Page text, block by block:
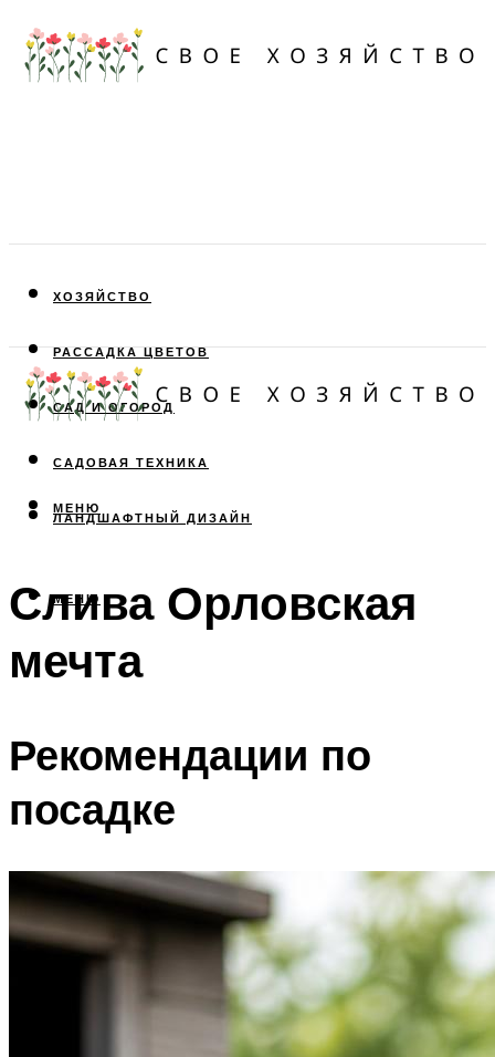
ХОЗЯЙСТВО
РАССАДКА ЦВЕТОВ
САД И ОГОРОД
САДОВАЯ ТЕХНИКА
ЛАНДШАФТНЫЙ ДИЗАЙН
МЕНЮ
МЕНЮ
Слива Орловская
мечта
Рекомендации по
посадке